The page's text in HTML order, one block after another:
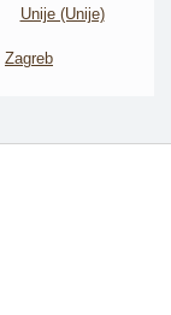
Unije (Unije)
Zagreb